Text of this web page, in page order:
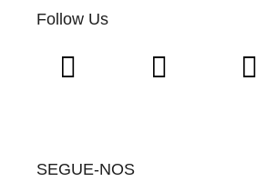
Follow Us
SEGUE-NOS